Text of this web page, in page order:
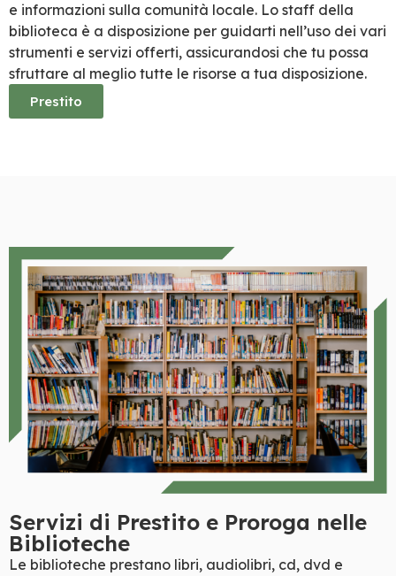
e informazioni sulla comunità locale. Lo staff della
biblioteca è a disposizione per guidarti nell’uso dei vari
strumenti e servizi offerti, assicurandosi che tu possa
sfruttare al meglio tutte le risorse a tua disposizione.
Prestito
Servizi di Prestito e Proroga nelle
Biblioteche
Le biblioteche prestano libri, audiolibri, cd, dvd e